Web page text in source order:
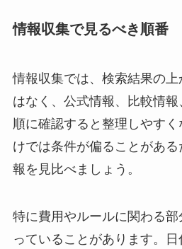
情報収集で見るべき順番
情報収集では、検索結果の
はなく、公式情報、比較情
順に確認すると整理しやす
けでは条件が偏ることがあ
報を見比べましょう。
特に費用やルールに関わる
っていることがあります。